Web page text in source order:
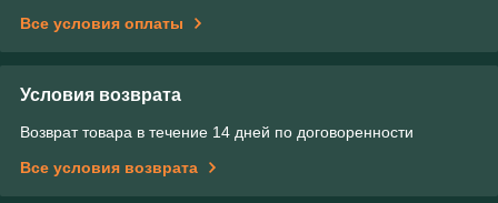
Все условия оплаты
Условия возврата
Возврат товара в течение 14 дней по договоренности
Все условия возврата